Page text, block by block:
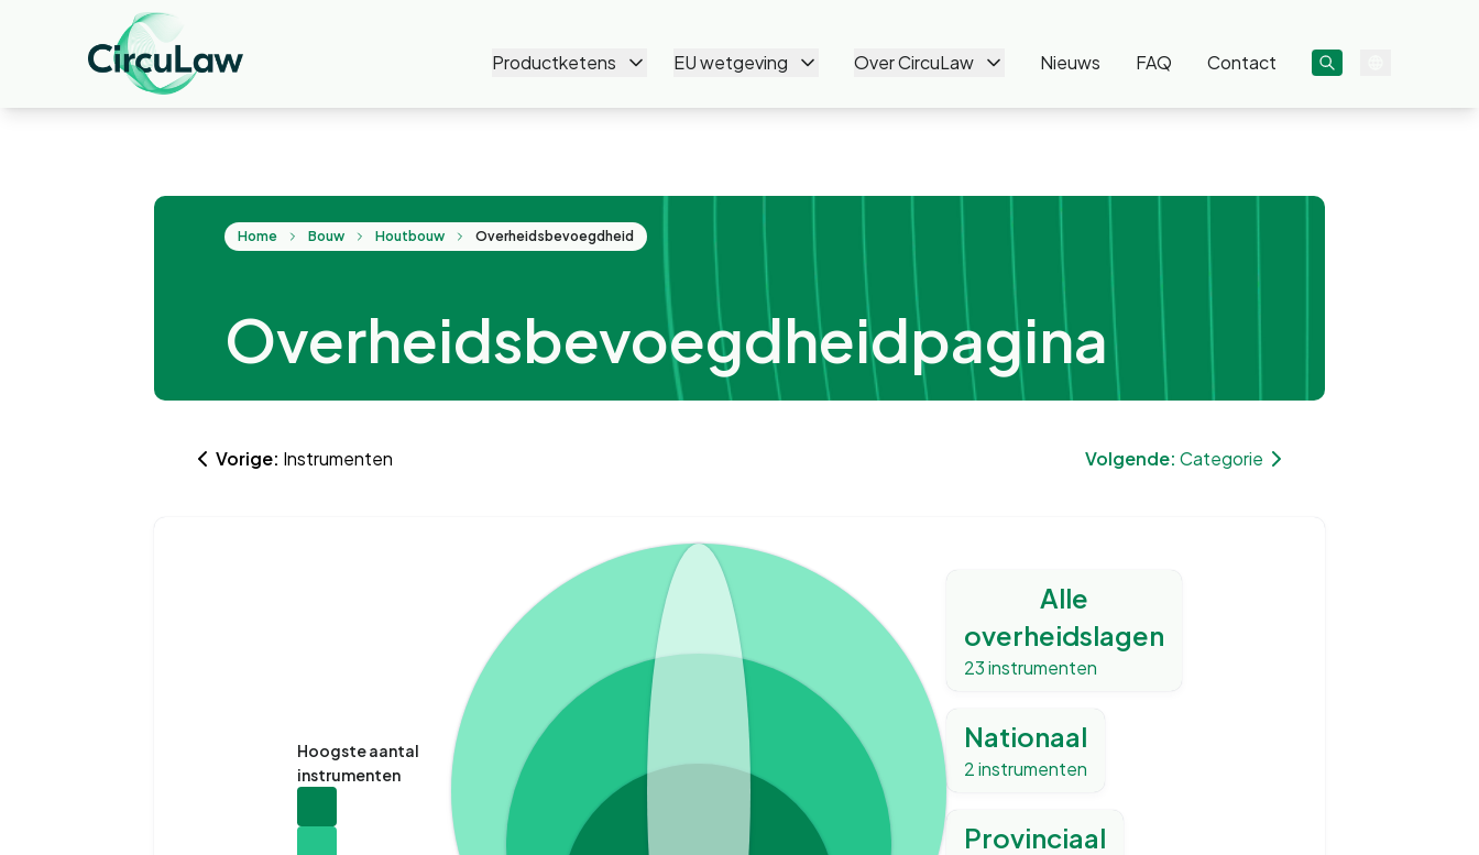
Productketens EU wetgeving Over CircuLaw Nieuws FAQ Contact
Home Bouw Houtbouw Overheidsbevoegdheid
Overheidsbevoegdheidpagina
Vorige: Instrumenten Volgende: Categorie
Hoogste aantal
instrumenten
Alle
overheidslagen
23instrumenten
Nationaal
2instrumenten
Provinciaal